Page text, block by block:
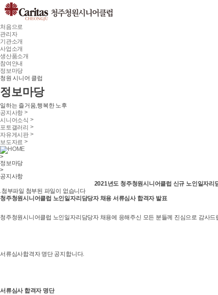
처음으로
관리자
기관소개
사업소개
생산품소개
참여안내
정보마당
청원 시니어 클럽
정보마당
일하는 즐거움,행복한 노후
공지사항 >
시니어소식 >
포토갤러리 >
자유게시판>
보도자료 >
HOME
>
정보마당
>
공지사항
2021년도 청주청원시니어클럽 신규 노인일자리
.첨부파일 첨부된 파일이 없습니다
청주청원시니어클럽 노인일자리담당자 채용 서류심사 합격자 발표
청주청원시니어클럽 노인일자리담당자 채용에 응해주신 모든 분들께 진심으로 감사드
서류심사합격자 명단 공지합니다.
서류심사 합격자 명단